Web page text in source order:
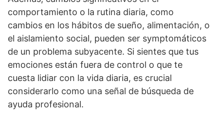
comportamiento o la rutina diaria, como
cambios en los hábitos de sueño, alimentación, o
el aislamiento social, pueden ser symptomáticos
de un problema subyacente. Si sientes que tus
emociones están fuera de control o que te
cuesta lidiar con la vida diaria, es crucial
considerarlo como una señal de búsqueda de
ayuda profesional.